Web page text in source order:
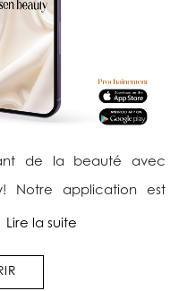
de la beauté avec
Notre application est
Lire la suite